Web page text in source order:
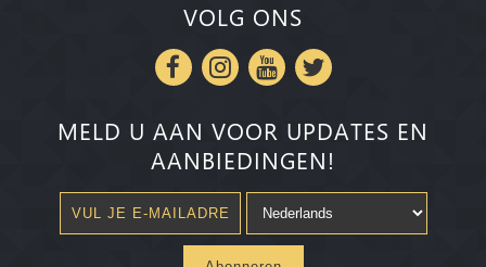
VOLG ONS
MELD U AAN VOOR UPDATES EN
AANBIEDINGEN!